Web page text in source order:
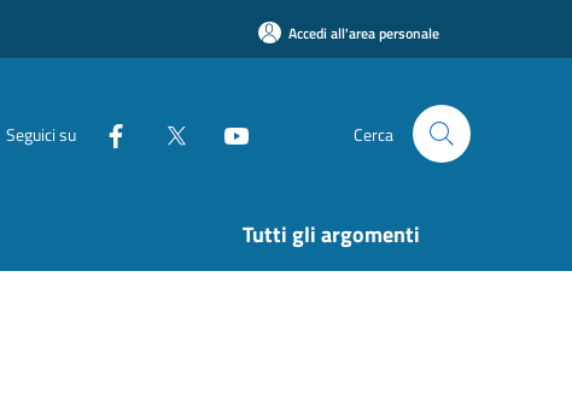
Accedi all'area personale
Seguici su Cerca
Tutti gli argomenti